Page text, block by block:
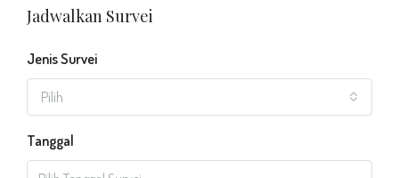
Jadwalkan Survei
Jenis Survei
Pilih
Tanggal